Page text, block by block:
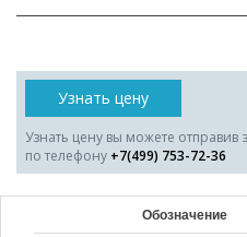
Узнать цену
Узнать цену вы можете отправив
по телефону +7(499) 753-72-36
Обозначение